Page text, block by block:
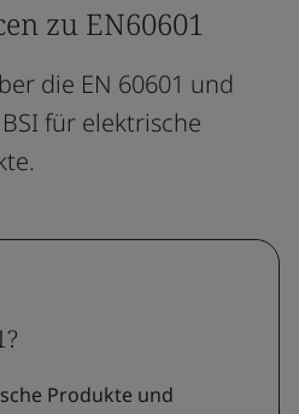
zu EN60601
die EN 60601 und
für elektrische
Produkte und